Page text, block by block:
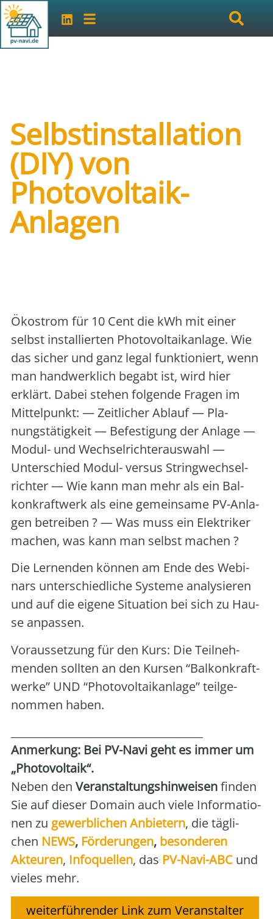
Selbstinstallation
(DIY) von
Photovoltaik-
Anlagen
Öko­strom für 10 Cent die kWh mit einer
selbst instal­lier­ten Pho­to­vol­ta­ik­an­la­ge. Wie
das sicher und ganz legal funk­tio­niert, wenn
man hand­werk­lich begabt ist, wird hier
erklärt. Dabei ste­hen fol­gen­de Fra­gen im
Mit­tel­punkt: — Zeit­li­cher Ablauf — Pla­
nungs­tä­tig­keit — Befes­ti­gung der Anla­ge —
Modul- und Wech­sel­rich­ter­aus­wahl —
Unter­schied Modul- ver­sus String­wech­sel­
rich­ter — Wie kann man mehr als ein Bal­
kon­kraft­werk als eine gemein­sa­me PV-Anla­
gen betrei­ben ? — Was muss ein Elek­tri­ker
machen, was kann man selbst machen ?
Die Ler­nen­den kön­nen am Ende des Web­i­
nars unter­schied­li­che Sys­te­me ana­ly­sie­ren
und auf die eige­ne Situa­ti­on bei sich zu Hau­
se anpas­sen.
Vor­aus­set­zung für den Kurs: Die Teil­neh­
men­den soll­ten an den Kur­sen “Bal­kon­kraft­
wer­ke” UND “Pho­to­vol­ta­ik­an­la­ge” teil­ge­
nom­men haben.
Anmer­kung: Bei PV-Navi geht es immer um
„Pho­to­vol­ta­ik“.
Neben den Ver­an­stal­tungs­hin­wei­senfin­den
Sie auf die­ser Domain auch vie­le Infor­ma­tio­
nen zu gewerb­li­chen Anbie­tern, die täg­li­
chen NEWS, För­de­run­gen, beson­de­ren
Akteu­ren, Info­quel­len, das PV-Navi-ABC und
vie­les mehr.
weiterführender Link zum Veranstalter